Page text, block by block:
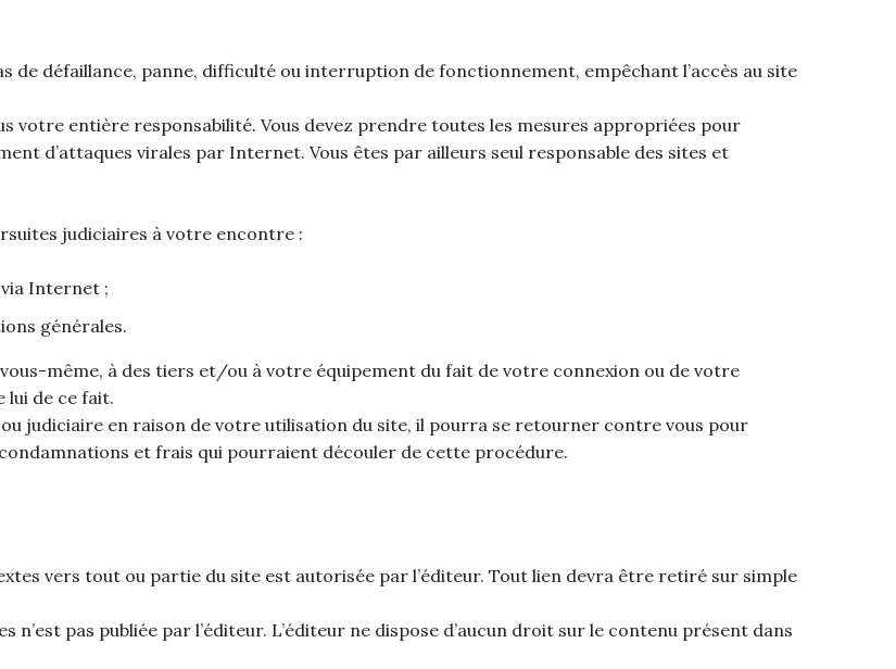
de défaillance, panne, difficulté ou interruption de fonctionnement, empêchant l’accès au site
votre entière responsabilité. Vous devez prendre toutes les mesures appropriées pour
d’attaques virales par Internet. Vous êtes par ailleurs seul responsable des sites et
judiciaires à votre encontre :
via Internet ;
générales.
vous-même, à des tiers et/ou à votre équipement du fait de votre connexion ou de votre
de ce fait.
ou judiciaire en raison de votre utilisation du site, il pourra se retourner contre vous pour
et frais qui pourraient découler de cette procédure.
vers tout ou partie du site est autorisée par l’éditeur. Tout lien devra être retiré sur simple
pas publiée par l’éditeur. L’éditeur ne dispose d’aucun droit sur le contenu présent dans